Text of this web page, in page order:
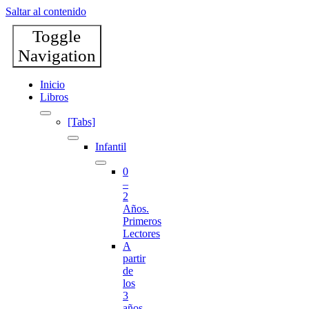
Saltar al contenido
Toggle
Navigation
Inicio
Libros
[Tabs]
Infantil
0
–
2
Años.
Primeros
Lectores
A
partir
de
los
3